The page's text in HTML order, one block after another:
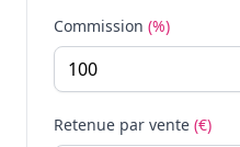
Commission (%)
Retenue par vente (€)